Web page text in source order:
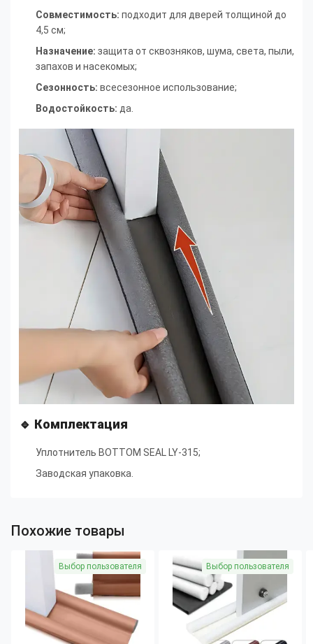
Совместимость: подходит для дверей толщиной до
4,5 см;
Назначение: защита от сквозняков, шума, света, пыли,
запахов и насекомых;
Сезонность: всесезонное использование;
Водостойкость: да.
🔹 Комплектация
Уплотнитель BOTTOM SEAL LY-315;
Заводская упаковка.
Похожие товары
Выбор пользователя Выбор пользователя